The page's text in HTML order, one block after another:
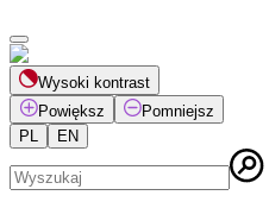
Wysoki kontrast
Powiększ
Pomniejsz
PL
EN